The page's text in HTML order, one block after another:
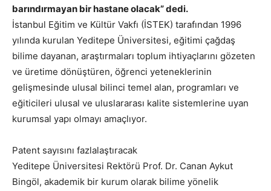
barındırmayan bir hastane olacak” dedi.
İstanbul Eğitim ve Kültür Vakfı (İSTEK) tarafından 1996
yılında kurulan Yeditepe Üniversitesi, eğitimi çağdaş
bilime dayanan, araştırmaları toplum ihtiyaçlarını gözeten
ve üretime dönüştüren, öğrenci yeteneklerinin
gelişmesinde ulusal bilinci temel alan, programları ve
eğiticileri ulusal ve uluslararası kalite sistemlerine uyan
kurumsal yapı olmayı amaçlıyor.
Patent sayısını fazlalaştıracak
Yeditepe Üniversitesi Rektörü Prof. Dr. Canan Aykut
Bingöl, akademik bir kurum olarak bilime yönelik